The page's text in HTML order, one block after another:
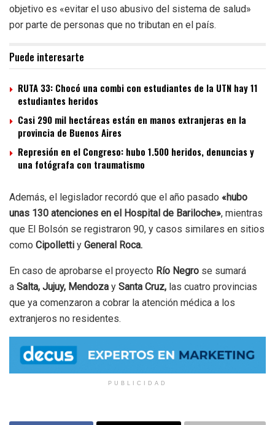
objetivo es «evitar el uso abusivo del sistema de salud»
por parte de personas que no tributan en el país.
Puede interesarte
RUTA 33: Chocó una combi con estudiantes de la UTN hay 11
estudiantes heridos
Casi 290 mil hectáreas están en manos extranjeras en la
provincia de Buenos Aires
Represión en el Congreso: hubo 1.500 heridos, denuncias y
una fotógrafa con traumatismo
Además, el legislador recordó que el año pasado «hubo
unas 130 atenciones en el Hospital de Bariloche», mientras
que El Bolsón se registraron 90, y casos similares en sitios
como Cipolletti y General Roca.
En caso de aprobarse el proyecto Río Negro se sumará
a Salta, Jujuy, Mendoza y Santa Cruz, las cuatro provincias
que ya comenzaron a cobrar la atención médica a los
extranjeros no residentes.
PUBLICIDAD